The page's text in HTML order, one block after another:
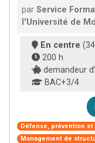
par Service
l'Université de
En centre
200 h
demandeur
BAC+3/4
Défense, prévention
Management de